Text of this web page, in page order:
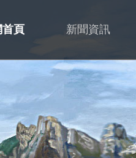
首頁 新聞資訊